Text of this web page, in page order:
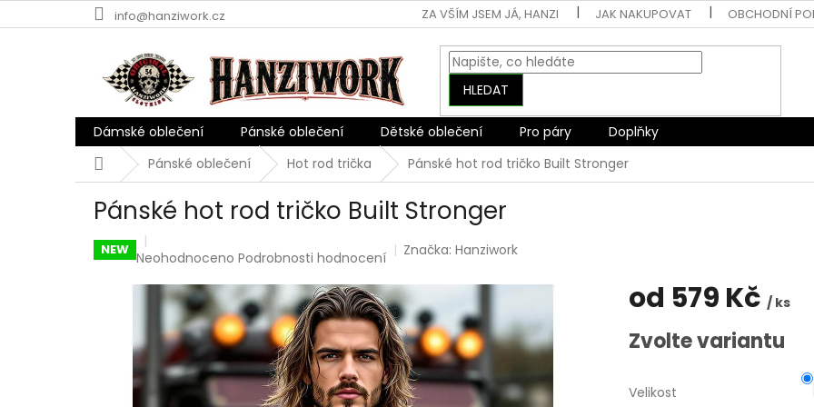
na
info@hanziwork.cz ZA VŠÍM JSEM JÁ, HANZI JAK NAKUPOVAT OBCHODNÍ
HLEDAT
Dámské oblečení Pánské oblečení Dětské oblečení Pro páry
Doplňky
DomůPánské oblečení Hot rod trička Pánské hot rod tričko Built Stronger
Pánské hot rod tričko Built Stronger
NEW Průměrné
produktu
z
5
hvězdiček.
Neohodnoceno Podrobnosti hodnocení Značka:Hanziwork
od 579 Kč / ks
Měrná
cena:
Zvolte variantu
Velikost